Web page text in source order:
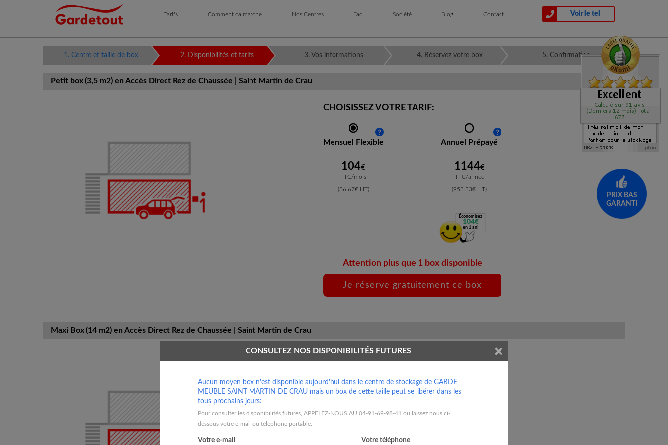
Tarifs Comment ça marche
Dans un Centre Gardetout
Container Livré chez Vous
Nos Centres
Tous les Centres Gardetout
· Gardanne/Bouc-Bel-Air
· Marseille 15ème
· Rognac-Velaux
· Saint Martin de Crau
Container Livré chez Vous
Faq Société Blog Contact Voir le tel
1. Centre et taille de box 2. Disponibilités et tarifs 3. Vos informations 4. Réservez votre box 5. Confirmation
Petit box (3,5 m2) en Accès Direct Rez de Chaussée | Saint Martin de Crau
CHOISISSEZ VOTRE TARIF:
Mensuel Flexible
104€
TTC/mois
(86.67€ HT)
Annuel Prépayé
1144€
TTC/année
(953.33€ HT)
Économisez
104€
en 1 an!
Attention plus que 1 box disponible
Maxi Box (14 m2) en Accès Direct Rez de Chaussée | Saint Martin de Crau
Mensuel Flexible
234€
(195.00€ HT)
Annuel Prépayé
CONSULTEZ NOS DISPONIBILITÉS FUTURES
Aucun moyen box n'est disponible aujourd'hui dans le centre de stockage de GARDE
MEUBLE SAINT MARTIN DE CRAU mais un box de cette taille peut se libérer dans les
tous prochains jours:
Pour consulter les disponibilités futures, APPELEZ-NOUS AU 04-91-69-98-41 ou laissez nous ci-
dessous votre e-mail ou téléphone portable.
Votre e-mail Votre téléphone
PRIX BAS
GARANTI